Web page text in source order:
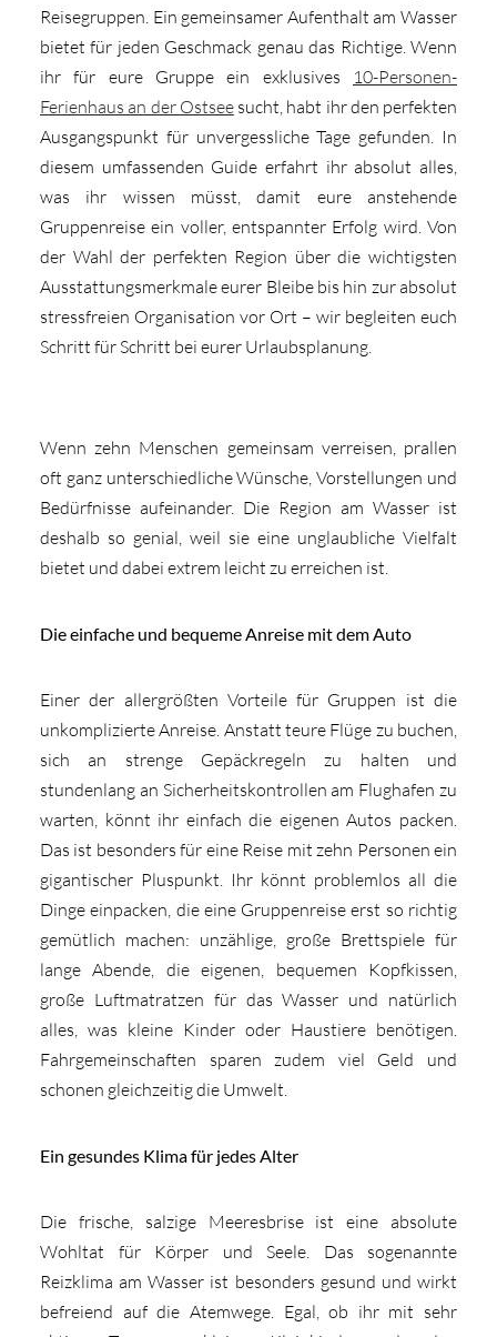
Reisegruppen. Ein gemeinsamer Aufenthalt am Wasser
bietet für jeden Geschmack genau das Richtige. Wenn
ihr für eure Gruppe ein exklusives 10-Personen-
Ferienhaus an der Ostseesucht, habt ihr den perfekten
Ausgangspunkt für unvergessliche Tage gefunden. In
diesem umfassenden Guide erfahrt ihr absolut alles,
was ihr wissen müsst, damit eure anstehende
Gruppenreise ein voller, entspannter Erfolg wird. Von
der Wahl der perfekten Region über die wichtigsten
Ausstattungsmerkmale eurer Bleibe bis hin zur absolut
stressfreien Organisation vor Ort – wir begleiten euch
Schritt für Schritt bei eurer Urlaubsplanung.
Wenn zehn Menschen gemeinsam verreisen, prallen
oft ganz unterschiedliche Wünsche, Vorstellungen und
Bedürfnisse aufeinander. Die Region am Wasser ist
deshalb so genial, weil sie eine unglaubliche Vielfalt
bietet und dabei extrem leicht zu erreichen ist.
Die einfache und bequeme Anreise mit dem Auto
Einer der allergrößten Vorteile für Gruppen ist die
unkomplizierte Anreise. Anstatt teure Flüge zu buchen,
sich an strenge Gepäckregeln zu halten und
stundenlang an Sicherheitskontrollen am Flughafen zu
warten, könnt ihr einfach die eigenen Autos packen.
Das ist besonders für eine Reise mit zehn Personen ein
gigantischer Pluspunkt. Ihr könnt problemlos all die
Dinge einpacken, die eine Gruppenreise erst so richtig
gemütlich machen: unzählige, große Brettspiele für
lange Abende, die eigenen, bequemen Kopfkissen,
große Luftmatratzen für das Wasser und natürlich
alles, was kleine Kinder oder Haustiere benötigen.
Fahrgemeinschaften sparen zudem viel Geld und
schonen gleichzeitig die Umwelt.
Ein gesundes Klima für jedes Alter
Die frische, salzige Meeresbrise ist eine absolute
Wohltat für Körper und Seele. Das sogenannte
Reizklima am Wasser ist besonders gesund und wirkt
befreiend auf die Atemwege. Egal, ob ihr mit sehr